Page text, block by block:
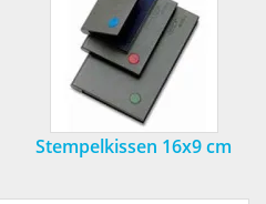
Stempelkissen 16x9 cm